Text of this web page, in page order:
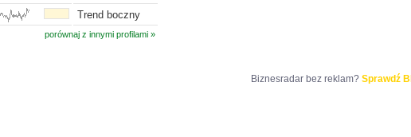
Trend boczny
porównaj z innymi profilami »
Biznesradar bez reklam? Sprawdź